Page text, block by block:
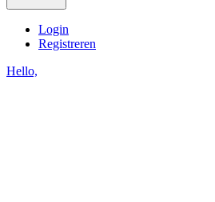
Login
Registreren
Hello,